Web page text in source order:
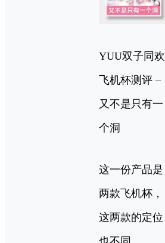
YUU双子同欢
飞机杯测评 –
又不是只有一
个洞
这一份产品是
两款飞机杯，
这两款的定位